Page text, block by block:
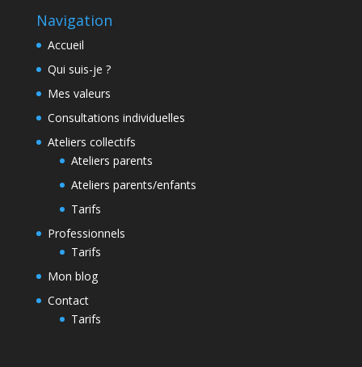
Navigation
Accueil
Qui suis-je ?
Mes valeurs
Consultations individuelles
Ateliers collectifs
Ateliers parents
Ateliers parents/enfants
Tarifs
Professionnels
Tarifs
Mon blog
Contact
Tarifs